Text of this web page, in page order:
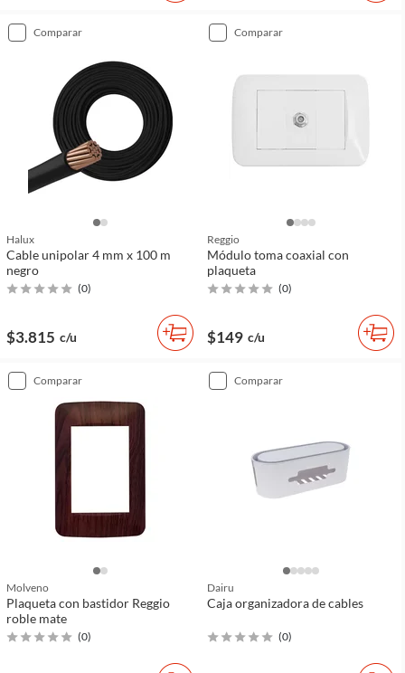
comparar
Halux
Cable unipolar 4 mm x 100 m
negro
(0)
$3.815 c/u
comparar
Reggio
Módulo toma coaxial con
plaqueta
(0)
$149 c/u
comparar
Molveno
Plaqueta con bastidor Reggio
roble mate
(0)
comparar
Dairu
Caja organizadora de cables
(0)